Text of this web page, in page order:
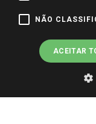
Pagamento e
NÃO
ACEITAR